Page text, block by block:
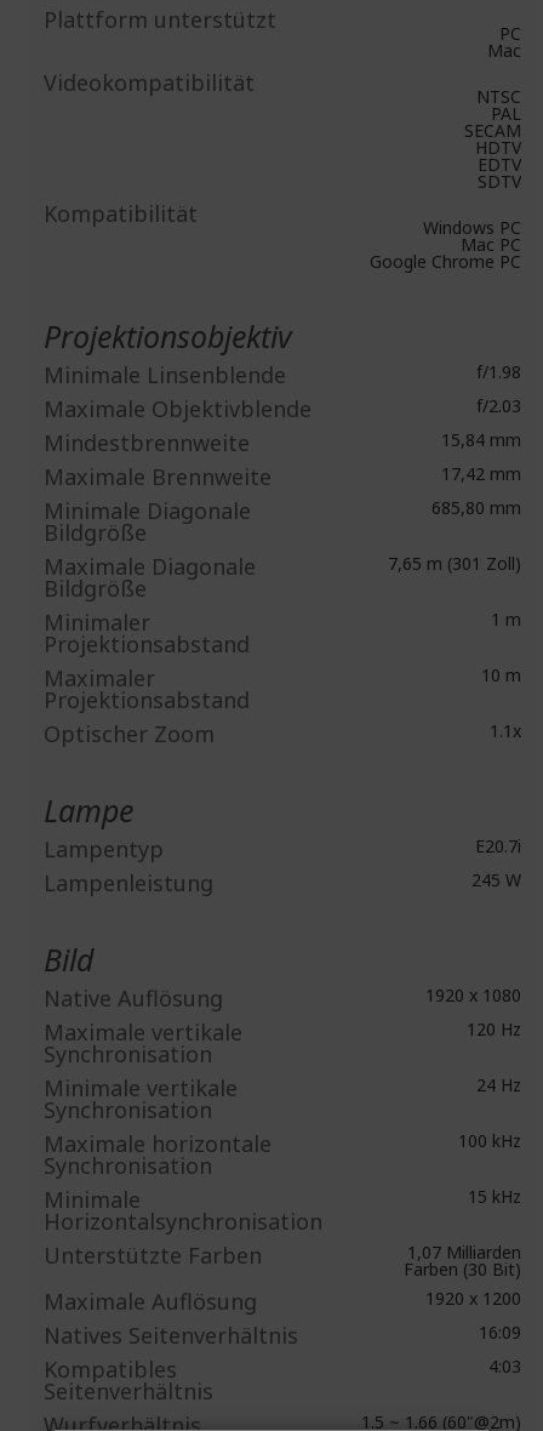
Plattform unterstützt PC
Mac
Videokompatibilität NTSC
PAL
SECAM
HDTV
EDTV
SDTV
Kompatibilität Windows PC
Mac PC
Google Chrome PC
Projektionsobjektiv
Minimale Linsenblende f/1.98
Maximale Objektivblende f/2.03
Mindestbrennweite 15,84 mm
Maximale Brennweite 17,42 mm
Minimale Diagonale
Bildgröße
685,80 mm
Maximale Diagonale
Bildgröße
7,65 m (301 Zoll)
Minimaler
Projektionsabstand
1 m
Maximaler
Projektionsabstand
10 m
Optischer Zoom 1.1x
Lampe
Lampentyp E20.7i
Lampenleistung 245 W
Bild
Native Auflösung 1920 x 1080
Maximale vertikale
Synchronisation
120 Hz
Minimale vertikale
Synchronisation
24 Hz
Maximale horizontale
Synchronisation
100 kHz
Minimale
Horizontalsynchronisation
15 kHz
Unterstützte Farben 1,07 Milliarden
Farben (30 Bit)
Maximale Auflösung 1920 x 1200
Natives Seitenverhältnis 16:09
Kompatibles
Seitenverhältnis
4:03
Wurfverhältnis 1.5 ~ 1.66 (60"@2m)